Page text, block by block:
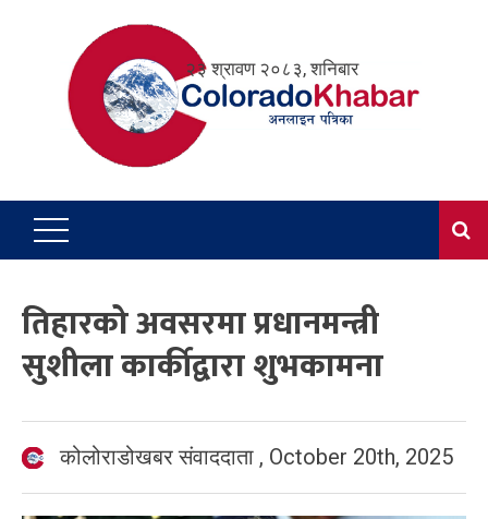
२३ श्रावण २०८३, शनिबार
तिहारको अवसरमा प्रधानमन्त्री
सुशीला कार्कीद्वारा शुभकामना
कोलोराडोखबर संवाददाता , October 20th, 2025